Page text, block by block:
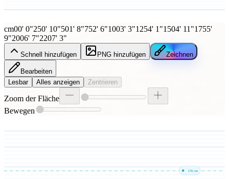
cm00' 0"250' 10"501' 8"752' 6"1003' 3"1254' 1"1504' 11"1755'
9"2006' 7"2207' 3"
Schnell hinzufügen PNG hinzufügen Zeichnen
Bearbeiten
Lesbar
Alles anzeigen Zentrieren
Zoom der Fläche
Bewegen
170cm